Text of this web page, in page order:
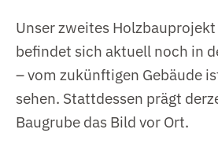
Unser zweites
befindet sich aktuell noch in
– vom zukünftigen Gebäude
sehen. Stattdessen prägt
Baugrube das Bild vor Ort.